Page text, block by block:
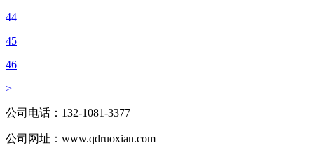
44
45
46
>
公司电话： 132-1081-3377
公司网址： www.qdruoxian.com